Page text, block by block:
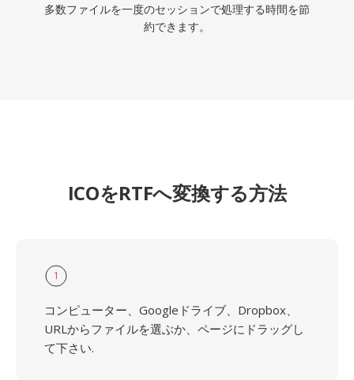
多数ファイルを一度のセッションで処理する時間を節
約できます。
ICOをRTFへ変換する方法
1
コンピューター、Googleドライブ、Dropbox、
URLからファイルを選ぶか、ページにドラッグし
て下さい.